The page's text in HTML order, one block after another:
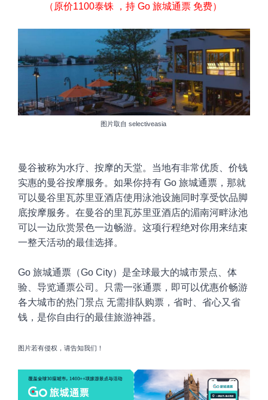
（原价1100泰铢 ，持 Go 旅城通票 免费）
图片取自 selectiveasia
曼谷被称为水疗、按摩的天堂。当地有非常优质、价钱
实惠的曼谷按摩服务。 如果你持有 Go 旅城通票，那就
可以曼谷里瓦苏里亚酒店使用泳池设施同时享受饮品脚
底按摩服务。 在曼谷的里瓦苏里亚酒店的湄南河畔泳池
可以一边欣赏景色一边畅游。 这项行程绝对你用来结束
一整天活动的最佳选择。
Go 旅城通票（Go City）是全球最大的城市景点、体
验、导览通票公司。只需一张通票，即可以优惠价畅游
各大城市的热门景点 无需排队购票，省时、省心又省
钱，是你自由行的最佳旅游神器。
图片若有侵权，请告知我们！